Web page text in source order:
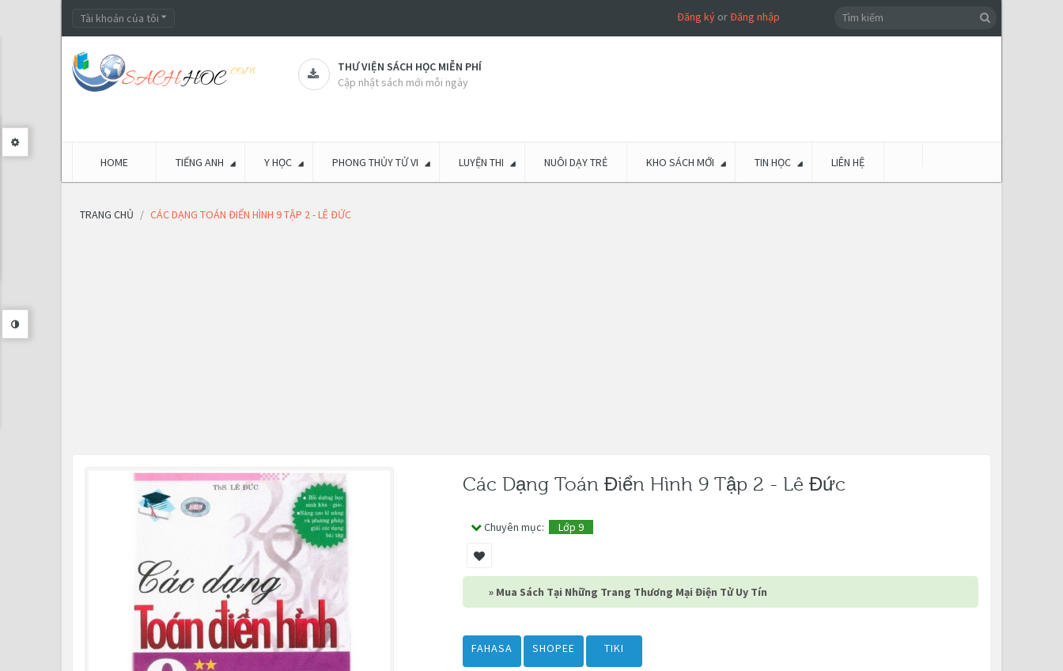
Tài khoản của tôi Đăng kýorĐăng nhập
THƯ VIỆN SÁCH HỌC MIỄN PHÍ
Cập nhật sách mới mỗi ngày
HOME TIẾNG ANH Y HỌC PHONG THỦY TỬ VI LUYỆN THI NUÔI DẠY TRẺ KHO SÁCH MỚI TIN HỌC LIÊN HỆ
TRANG CHỦ CÁC DẠNG TOÁN ĐIỂN HÌNH 9 TẬP 2 - LÊ ĐỨC
Các Dạng Toán Điển Hình 9 Tập 2 - Lê Đức
Chuyên mục: Lớp 9
» Mua Sách Tại Những Trang Thương Mại Điện Tử Uy Tín
FAHASA SHOPEE TIKI